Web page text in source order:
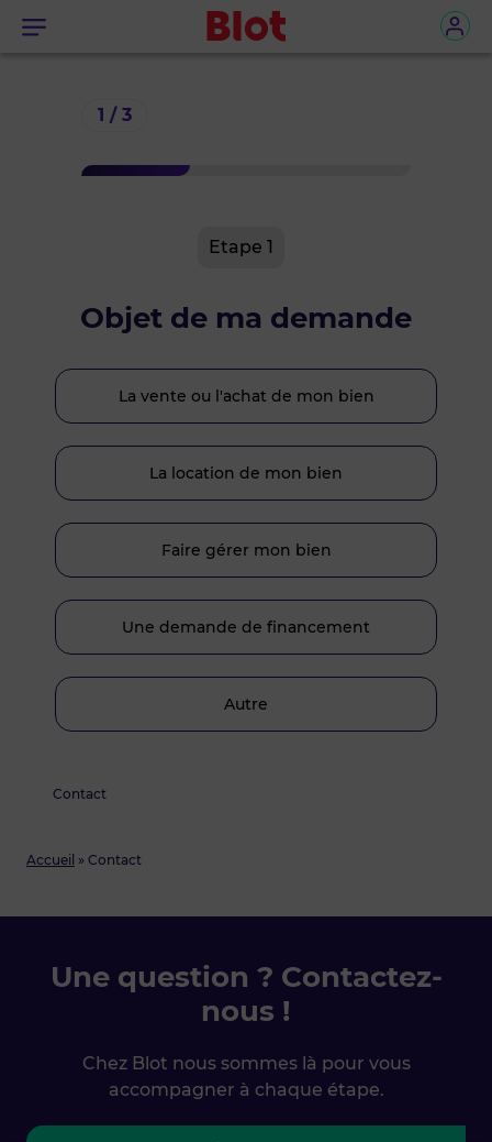
Menu
Accueil » Contact
Contact
1 / 3
Etape 1
Objet de ma demande
La vente ou l'achat de mon bien
La location de mon bien
Faire gérer mon bien
Une demande de financement
Autre
Une question ? Contactez-
nous !
Chez Blot nous sommes là pour vous
accompagner à chaque étape.